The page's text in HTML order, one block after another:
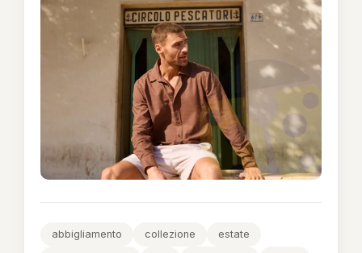
abbigliamento collezione
estate